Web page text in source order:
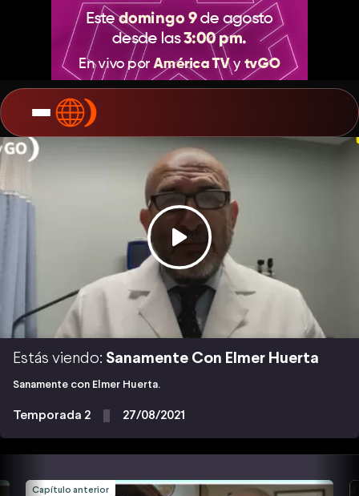
Estás viendo: Sanamente Con Elmer Huerta
Sanamente con Elmer Huerta.
Temporada 2 27/08/2021
Capítulo anterior